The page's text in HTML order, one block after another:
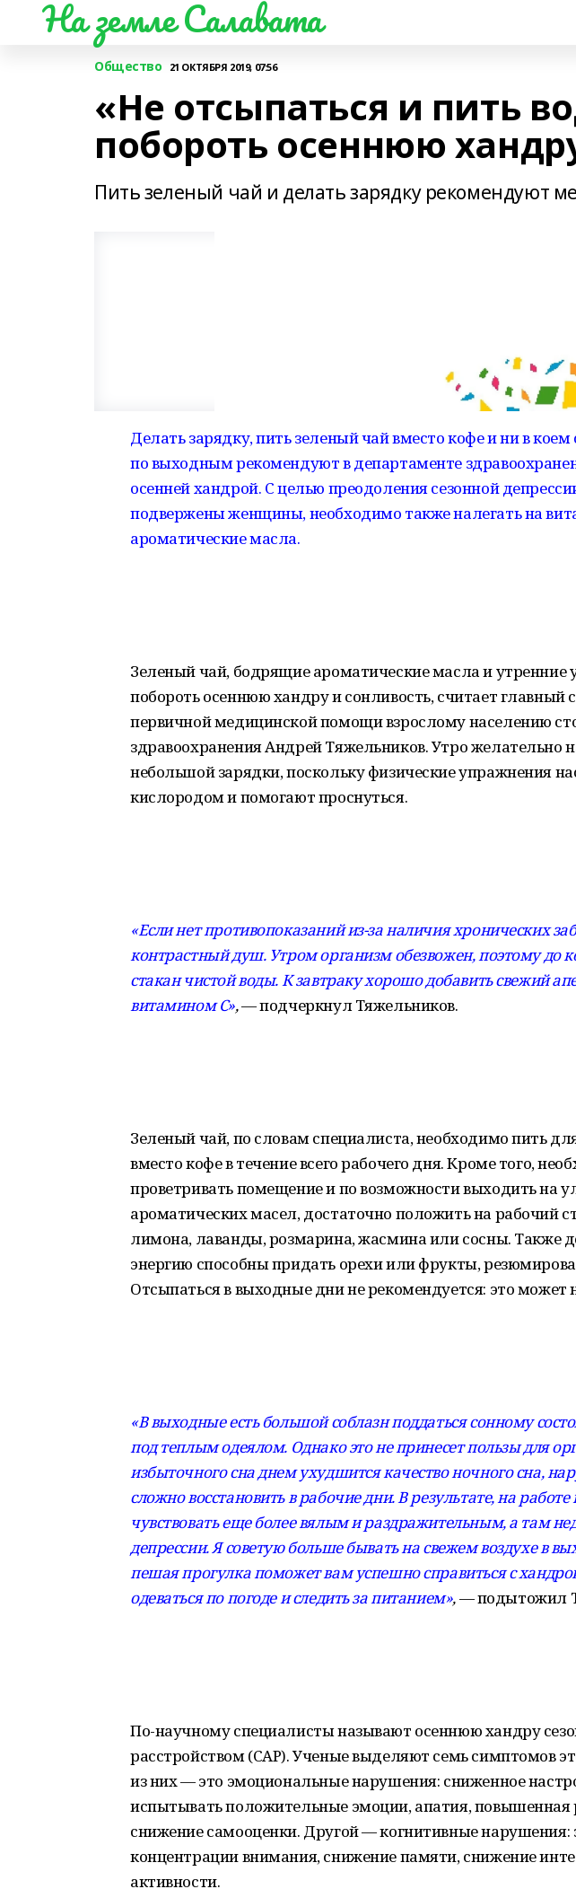
На земле Салавата
Общество 21 ОКТЯБРЯ 2019, 07:56
«Не отсыпаться и пить
побороть осеннюю
Пить зеленый чай и делать зарядку рекомендуют
Делать зарядку, пить зеленый чай вместо кофе и ни в коем
по выходным рекомендуют в департаменте
осенней хандрой. С целью преодоления сезонной
подвержены женщины, необходимо также налегать на
ароматические масла.
Зеленый чай, бодрящие ароматические масла и утренние
побороть осеннюю хандру и сонливость, считает главный
первичной медицинской помощи взрослому населению
здравоохранения Андрей Тяжельников. Утро желательно
небольшой зарядки, поскольку физические упражнения
кислородом и помогают проснуться.
«Если нет противопоказаний из-за наличия хронических
контрастный душ. Утром организм обезвожен, поэтому до
стакан чистой воды. К завтраку хорошо добавить свежий
витамином С»,— подчеркнул Тяжельников.
Зеленый чай, по словам специалиста, необходимо пить
вместо кофе в течение всего рабочего дня. Кроме того,
проветривать помещение и по возможности выходить на
ароматических масел, достаточно положить на рабочий
лимона, лаванды, розмарина, жасмина или сосны. Также
энергию способны придать орехи или фрукты,
Отсыпаться в выходные дни не рекомендуется: это
«В выходные есть большой соблазн поддаться сонному
под теплым одеялом. Однако это не принесет пользы для
избыточного сна днем ухудшится качество ночного сна,
сложно восстановить в рабочие дни. В результате, на работе
чувствовать еще более вялым и раздражительным, а там
депрессии. Я советую больше бывать на свежем воздухе в
пешая прогулка поможет вам успешно справиться с
одеваться по погоде и следить за питанием»,— подытожил
По-научному специалисты называют осеннюю хандру
расстройством (САР). Ученые выделяют семь симптомов
из них — это эмоциональные нарушения: сниженное
испытывать положительные эмоции, апатия, повышенная
снижение самооценки. Другой — когнитивные нарушения:
концентрации внимания, снижение памяти, снижение
активности.